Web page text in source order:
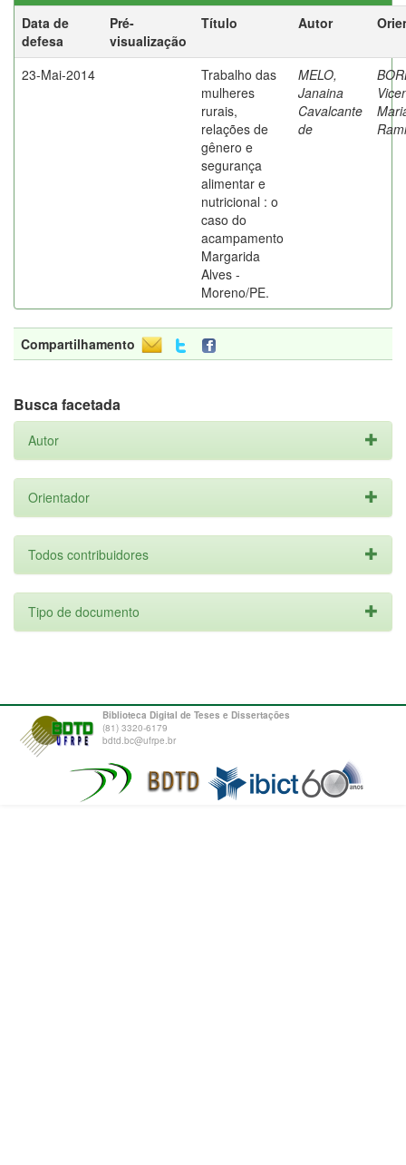
Data de
defesa
Pré-
visualização
Título Autor
23-Mai-2014
Trabalho das
mulheres
rurais,
relações de
gênero e
segurança
alimentar e
nutricional : o
caso do
acampamento
Margarida
Alves -
Moreno/PE.
MELO,
Janaina
Cavalcante
de
Compartilhamento
Busca facetada
Autor
Orientador
Todos contribuidores
Tipo de documento
Biblioteca Digital de Teses e Dissertações
(81) 3320-6179
bdtd.bc@ufrpe.br